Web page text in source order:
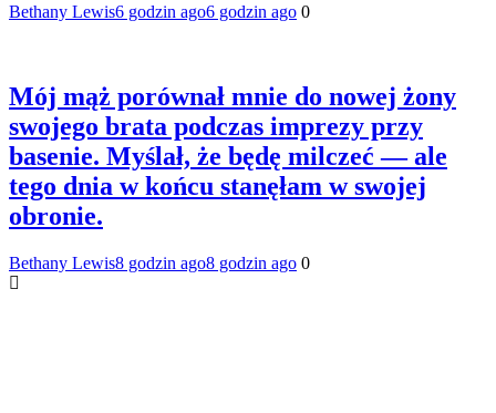
Bethany Lewis6 godzin ago6 godzin ago 0
Mój mąż porównał mnie do nowej żony
swojego brata podczas imprezy przy
basenie. Myślał, że będę milczeć — ale
tego dnia w końcu stanęłam w swojej
obronie.
Bethany Lewis8 godzin ago8 godzin ago 0